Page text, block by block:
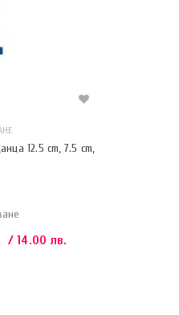
12.5 cm, 7.5 cm,
/ 14.00 лв.